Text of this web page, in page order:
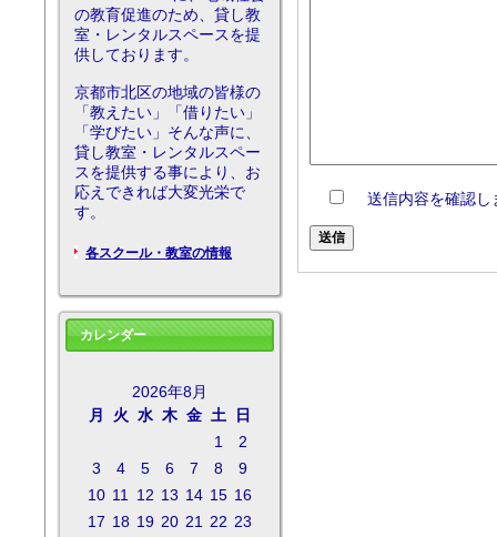
の教育促進のため、貸し教
室・レンタルスペースを提
供しております。
京都市北区の地域の皆様の
「教えたい」「借りたい」
「学びたい」そんな声に、
貸し教室・レンタルスペー
スを提供する事により、お
応えできれば大変光栄で
す。
各スクール・教室の情報
カレンダー
2026年8月
月
火 水 木 金 土
日
1
2
3
4 5 6 7 8
9
10 11 12 13 14 15 16
17 18 19 20 21 22 23
送信内容を確認し